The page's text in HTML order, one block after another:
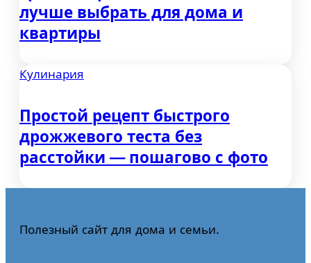
лучше выбрать для дома и
квартиры
Кулинария
Простой рецепт быстрого
дрожжевого теста без
расстойки — пошагово с фото
Полезный сайт для дома и семьи.